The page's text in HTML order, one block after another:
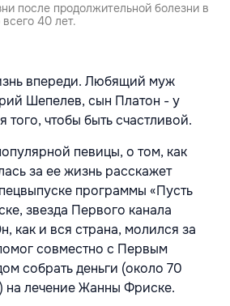
после продолжительной болезни в
40 лет.
впереди. Любящий муж
Шепелев, сын Платон - у
чтобы быть счастливой.
певицы, о том, как
за ее жизнь расскажет
программы «Пусть
звезда Первого канала
как и вся страна, молился за
совместно с Первым
собрать деньги (около 70
на лечение Жанны Фриске.